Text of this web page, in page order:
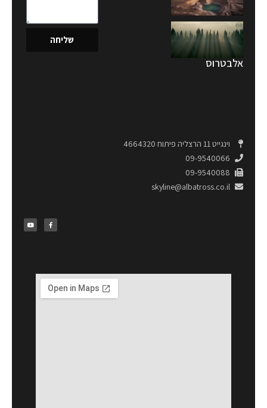
שליחה
אלבטרוס
וינגייט 11 הרצליה פיתוח 4664320
09-9540066
09-9540088
skyline@albatross.co.il